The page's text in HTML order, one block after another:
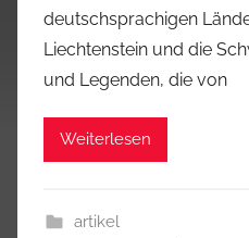
deutschsprachigen
Liechtenstein und die
und Legenden, die von
Weiterlesen
artikel